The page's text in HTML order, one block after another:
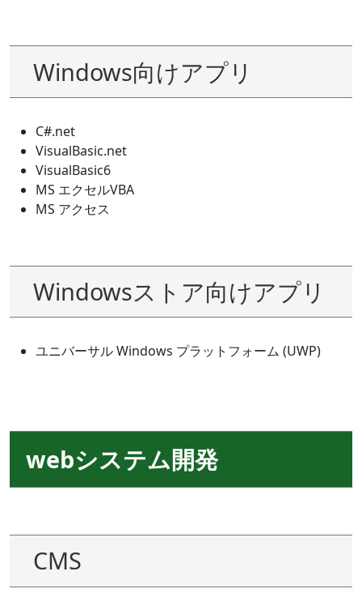
Windows向けアプリ
C#.net
VisualBasic.net
VisualBasic6
MS エクセルVBA
MS アクセス
Windowsストア向けアプリ
ユニバーサル Windows プラットフォーム (UWP)
webシステム開発
CMS